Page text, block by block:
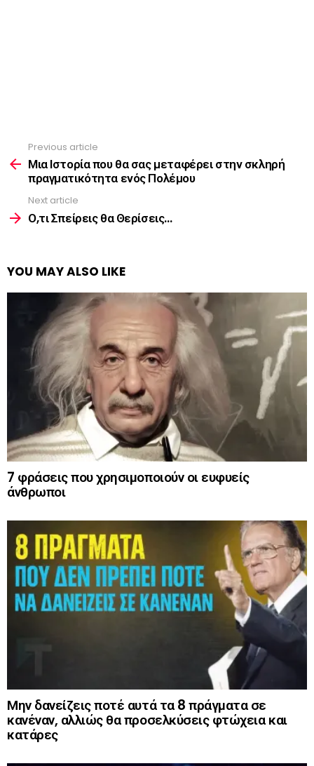
more
Previous article
Μια Ιστορία που θα σας μεταφέρει στην σκληρή
πραγματικότητα ενός Πολέμου
Next article
Ο,τι Σπείρεις θα Θερίσεις…
YOU MAY ALSO LIKE
7 φράσεις που χρησιμοποιούν οι ευφυείς
άνθρωποι
Μην δανείζεις ποτέ αυτά τα 8 πράγματα σε
κανέναν, αλλιώς θα προσελκύσεις φτώχεια και
κατάρες